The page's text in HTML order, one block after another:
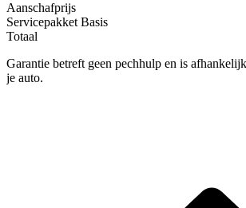
Aanschafprijs
Servicepakket Basis
Totaal
Garantie betreft geen pechhulp en is
je auto.